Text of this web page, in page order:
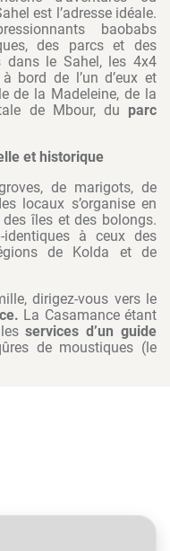
est l’adresse idéale.
baobabs
des parcs et des
dans le Sahel, les 4x4
bord de l’un d’eux et
de la Madeleine, de la
de Mbour, du parc
et historique
de marigots, de
locaux s’organise en
îles et des bolongs.
identiques à ceux des
de Kolda et de
dirigez-vous vers le
La Casamance étant
services d’un guide
de moustiques (le